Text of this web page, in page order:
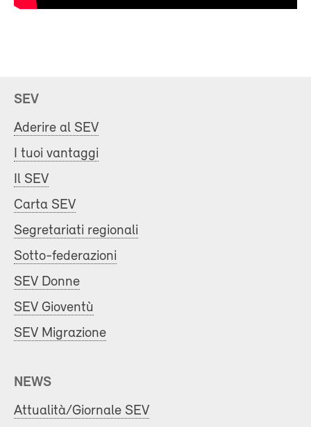
SEV
Aderire al SEV
I tuoi vantaggi
Il SEV
Carta SEV
Segretariati regionali
Sotto-federazioni
SEV Donne
SEV Gioventù
SEV Migrazione
NEWS
Attualità/Giornale SEV